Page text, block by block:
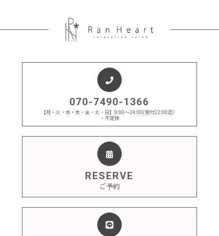
070-7490-1366
【月・火・水・木・金・土・日】9:00～24:00(受付22:00迄）
・不定休
RESERVE
ご予約